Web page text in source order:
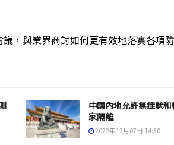
，與業界商討如何更有效地落實各項
中國內地允許無症狀
家隔離
2022年12月07日 14:30